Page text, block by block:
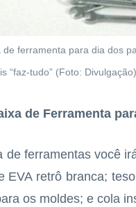
de ferramenta para dia dos
“faz-tudo” (Foto: Divulgação)
de Ferramenta
de ferramentas você
EVA retrô branca;
os moldes; e cola